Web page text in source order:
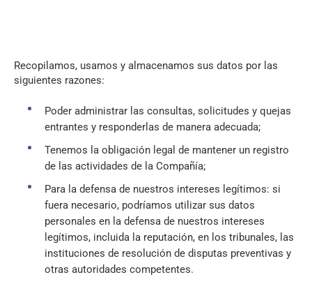
Recopilamos, usamos y almacenamos sus datos por las
siguientes razones:
Poder administrar las consultas, solicitudes y quejas
entrantes y responderlas de manera adecuada;
Tenemos la obligación legal de mantener un registro
de las actividades de la Compañía;
Para la defensa de nuestros intereses legítimos: si
fuera necesario, podríamos utilizar sus datos
personales en la defensa de nuestros intereses
legítimos, incluida la reputación, en los tribunales, las
instituciones de resolución de disputas preventivas y
otras autoridades competentes.